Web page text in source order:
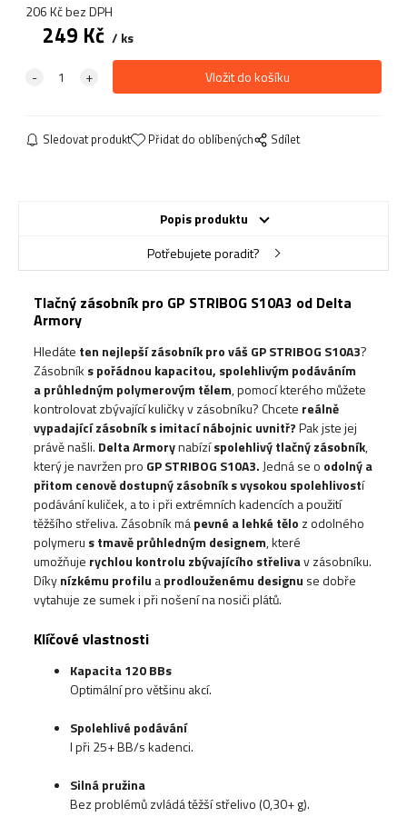
206Kčbez DPH
249 Kč ks
Sledovat produkt Přidat do oblíbených Sdílet
Popis produktu
Potřebujete poradit?
Tlačný zásobník pro GP STRIBOG S10A3 od Delta
Armory
Hledáte ten nejlepší zásobník pro váš GP STRIBOG S10A3?
Zásobník s pořádnou kapacitou, spolehlivým podáváním
a průhledným polymerovým tělem, pomocí kterého můžete
kontrolovat zbývající kuličky v zásobníku? Chcete reálně
vypadající zásobník s imitací nábojnic uvnitř?Pak jste jej
právě našli. Delta Armorynabízíspolehlivý tlačný zásobník,
který je navržen pro GP STRIBOG S10A3. Jedná se o odolný a
přitom cenově dostupný zásobník s vysokou spolehlivostí
podávání kuliček, a to i při extrémních kadencích a použití
těžšího střeliva. Zásobník mápevné a lehké tělo z odolného
polymeru s tmavě průhledným designem, které
umožňuje rychlou kontrolu zbývajícího střelivav zásobníku.
Díkynízkému profilu aprodlouženému designu se dobře
vytahuje ze sumek i při nošení na nosiči plátů.
Klíčové vlastnosti
Kapacita 120 BBs
Optimální pro většinu akcí.
Spolehlivé podávání
I při 25+ BB/s kadenci.
Silná pružina
Bez problémů zvládá těžší střelivo (0,30+ g).